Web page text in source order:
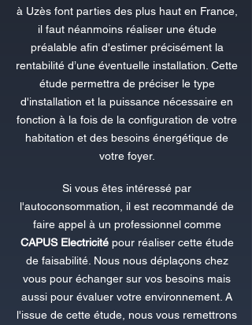
à Uzès font parties des plus haut en France,
il faut néanmoins réaliser une étude
préalable afin d'estimer précisément la
rentabilité d’une éventuelle installation. Cette
étude permettra de préciser le type
d'installation et la puissance nécessaire en
fonction à la fois de la configuration de votre
habitation et des besoins énergétique de
votre foyer.
Si vous êtes intéressé par
l'autoconsommation, il est recommandé de
faire appel à un professionnel comme
CAPUS Electricitépour réaliser cette étude
de faisabilité. Nous nous déplaçons chez
vous pour échanger sur vos besoins mais
aussi pour évaluer votre environnement. A
l'issue de cette étude, nous vous remettrons